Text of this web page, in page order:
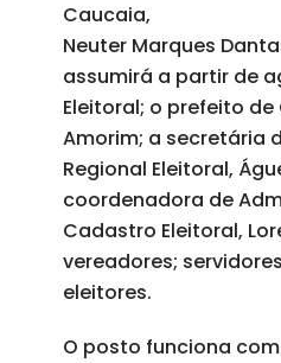
Caucaia,
Neuter Marques
assumirá a partir de
Eleitoral; o prefeito
Amorim; a secretária
Regional Eleitoral,
coordenadora de
Cadastro Eleitoral,
vereadores;
eleitores.
O posto funciona